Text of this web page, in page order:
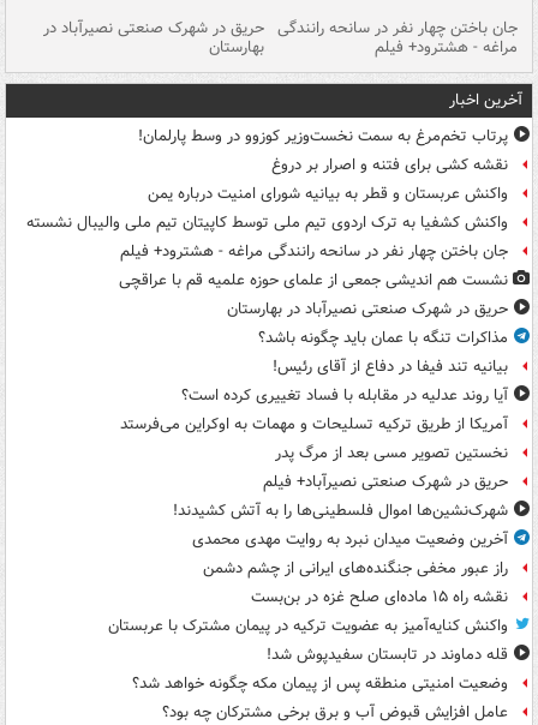
جان باختن چهار نفر در سانحه رانندگی
مراغه - هشترود+ فیلم
حریق در شهرک صنعتی نصیرآباد در
بهارستان
آخرین اخبار
پرتاب تخم‌مرغ به سمت نخست‌وزیر کوزوو در وسط پارلمان!
نقشه کشی برای فتنه و اصرار بر دروغ
واکنش عربستان و قطر به بیانیه شورای امنیت درباره یمن
واکنش کشفیا به ترک اردوی تیم ملی توسط کاپیتان تیم ملی والیبال نشسته
جان باختن چهار نفر در سانحه رانندگی مراغه - هشترود+ فیلم
نشست هم اندیشی جمعی از علمای حوزه علمیه قم با عراقچی
حریق در شهرک صنعتی نصیرآباد در بهارستان
مذاکرات تنگه با عمان باید چگونه باشد؟
بیانیه تند فیفا در دفاع از آقای رئیس!
آیا روند عدلیه در مقابله با فساد تغییری کرده است؟
آمریکا از طریق ترکیه تسلیحات و مهمات به اوکراین می‌فرستد
نخستین تصویر مسی بعد از مرگ پدر
حریق در شهرک صنعتی نصیرآباد+ فیلم
شهرک‌نشین‌ها اموال فلسطینی‌ها را به آتش کشیدند!
آخرین وضعیت میدان نبرد به روایت مهدی محمدی
راز عبور مخفی جنگنده‌های ایرانی از چشم دشمن
نقشه راه ۱۵ ماده‌ای صلح غزه در بن‌بست
واکنش کنایه‌آمیز به عضویت ترکیه در پیمان مشترک با عربستان
قله دماوند در تابستان سفیدپوش شد!
وضعیت امنیتی منطقه پس از پیمان مکه چگونه خواهد شد؟
عامل افزایش قبوض آب و برق برخی مشترکان چه بود؟